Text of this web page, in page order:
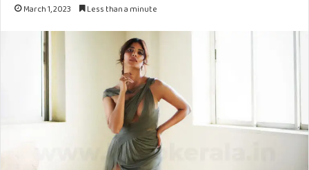
March 1, 2023 Less than a minute